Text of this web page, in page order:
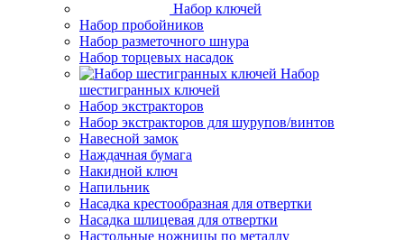
Набор ключей
Набор пробойников
Набор разметочного шнура
Набор торцевых насадок
Набор
шестигранных ключей
Набор экстракторов
Набор экстракторов для шурупов/винтов
Навесной замок
Наждачная бумага
Накидной ключ
Напильник
Насадка крестообразная для отвертки
Насадка шлицевая для отвертки
Настольные ножницы по металлу